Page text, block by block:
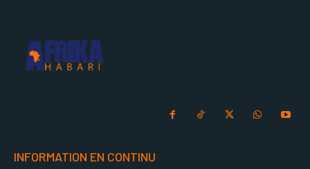
INFORMATION EN CONTINU